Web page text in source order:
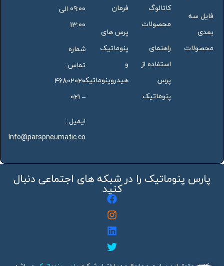
فایل سه
بعدی
محصولات
کاتالوگ
محصولات
راهنمای
استفاده از
پرس
پنوماتیک
فرمان
پرس های
پنوماتیک
و
هیدروپنوماتیک
09:00 الی
13:00
شماره
تماس :
46802020
– 021
ایمیل :
Info@parspneumatic.co
پارس پنوماتیک را در شبکه های اجتماعی دنبال
کنید